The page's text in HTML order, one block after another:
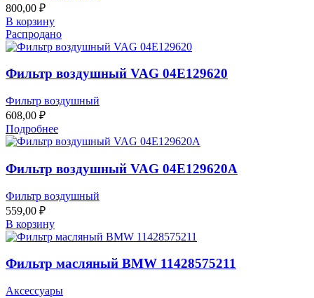
800,00 ₽
В корзину
Распродано
Фильтр воздушный VAG 04E129620
Фильтр воздушный
608,00 ₽
Подробнее
Фильтр воздушный VAG 04E129620A
Фильтр воздушный
559,00 ₽
В корзину
Фильтр масляный BMW 11428575211
Аксессуары